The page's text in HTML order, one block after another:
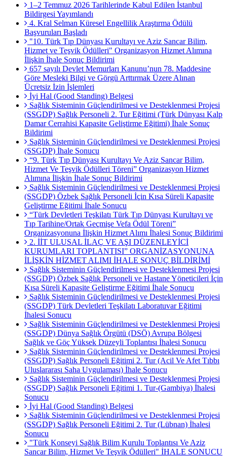
1–2 Temmuz 2026 Tarihlerinde Kabul Edilen İstanbul
Bildirgesi Yayımlandı
4. Kral Selman Küresel Engellilik Araştırma Ödülü
Başvuruları Başladı
"10. Türk Tıp Dünyası Kurultayı ve Aziz Sancar Bilim,
Hizmet ve Teşvik Ödülleri" Organizasyon Hizmet Alımına
İlişkin İhale Sonuç Bildirimi
657 sayılı Devlet Memurları Kanunu’nun 78. Maddesine
Göre Mesleki Bilgi ve Görgü Arttırmak Üzere Alınan
Ücretsiz İzin İşlemleri
İyi Hal (Good Standing) Belgesi
Sağlık Sisteminin Güçlendirilmesi ve Desteklenmesi Projesi
(SSGDP) Sağlık Personeli 2. Tur Eğitimi (Türk Dünyası Kalp
Damar Cerrahisi Kapasite Geliştirme Eğitimi) İhale Sonuç
Bildirimi
Sağlık Sisteminin Güçlendirilmesi ve Desteklenmesi Projesi
(SSGDP) İhale Sonucu
“9. Türk Tıp Dünyası Kurultayı Ve Aziz Sancar Bilim,
Hizmet Ve Teşvik Ödülleri Töreni” Organizasyon Hizmet
Alımına İlişkin İhale Sonuç Bildirimi
Sağlık Sisteminin Güçlendirilmesi ve Desteklenmesi Projesi
(SSGDP) Özbek Sağlık Personeli İçin Kısa Süreli Kapasite
Geliştirme Eğitimi İhale Sonucu
“Türk Devletleri Teşkilatı Türk Tıp Dünyası Kurultayı ve
Tıp Tarihine/Ortak Geçmişe Vefa Ödül Töreni”
Organizasyonuna İlişkin Hizmet Alımı İhalesi Sonuç Bildirimi
2. İİT ULUSAL İLAÇ VE AŞI DÜZENLEYİCİ
KURUMLARI TOPLANTISI” ORGANİZASYONUNA
İLİŞKİN HİZMET ALIMI İHALE SONUÇ BİLDİRİMİ
Sağlık Sisteminin Güçlendirilmesi ve Desteklenmesi Projesi
(SSGDP) Özbek Sağlık Personeli ve Hastane Yöneticileri İçin
Kısa Süreli Kapasite Geliştirme Eğitimi İhale Sonucu
Sağlık Sisteminin Güçlendirilmesi ve Desteklenmesi Projesi
(SSGDP) Türk Devletleri Teşkilatı Laboratuvar Eğitimi
İhalesi Sonucu
Sağlık Sisteminin Güçlendirilmesi ve Desteklenmesi Projesi
(SSGDP) Dünya Sağlık Örgütü (DSÖ) Avrupa Bölgesi
Sağlık ve Göç Yüksek Düzeyli Toplantısı İhalesi Sonucu
Sağlık Sisteminin Güçlendirilmesi ve Desteklenmesi Projesi
(SSGDP) Sağlık Personeli Eğitimi 2. Tur (Acil Ve Afet Tıbbı
Uluslararası Saha Uygulaması) İhale Sonucu
Sağlık Sisteminin Güçlendirilmesi ve Desteklenmesi Projesi
(SSGDP) Sağlık Personeli Eğitimi 1. Tur-(Gambiya) İhalesi
Sonucu
İyi Hal (Good Standing) Belgesi
Sağlık Sisteminin Güçlendirilmesi ve Desteklenmesi Projesi
(SSGDP) Sağlık Personeli Eğitimi 2. Tur (Lübnan) İhalesi
Sonucu
"Türk Konseyi Sağlık Bilim Kurulu Toplantısı Ve Aziz
Sancar Bilim, Hizmet Ve Teşvik Ödülleri" İHALE SONUCU